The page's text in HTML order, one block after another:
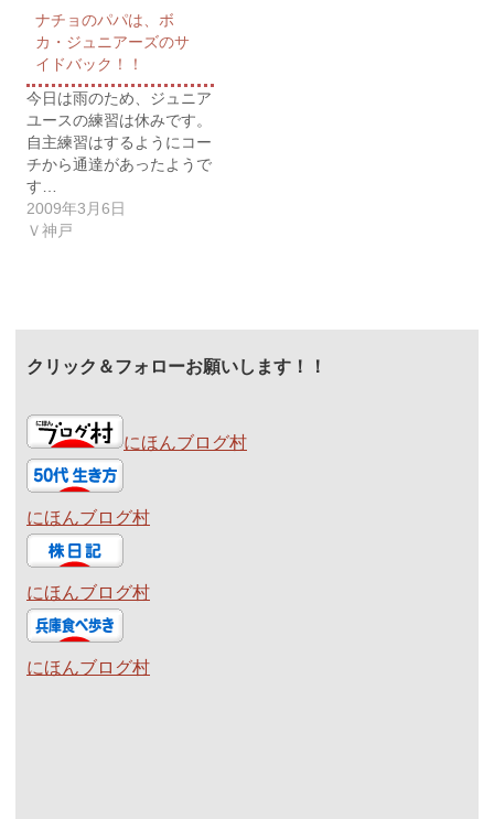
ナチョのパパは、ボ
カ・ジュニアーズのサ
イドバック！！
今日は雨のため、ジュニア
ユースの練習は休みです。
自主練習はするようにコー
チから通達があったようで
す…
2009年3月6日
Ｖ神戸
クリック＆フォローお願いします！！
にほんブログ村
にほんブログ村
にほんブログ村
にほんブログ村